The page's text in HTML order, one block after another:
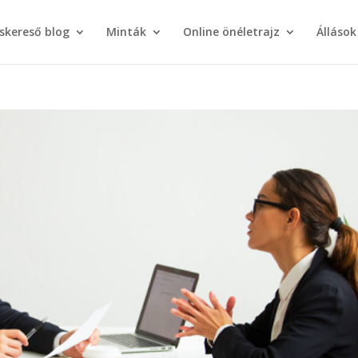
blog Minták Online önéletrajz Állások